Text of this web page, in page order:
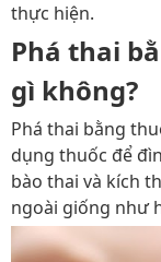
thực hiện.
Phá thai
gì không?
Phá thai bằng
dụng thuốc để
bào thai và kích
ngoài giống như